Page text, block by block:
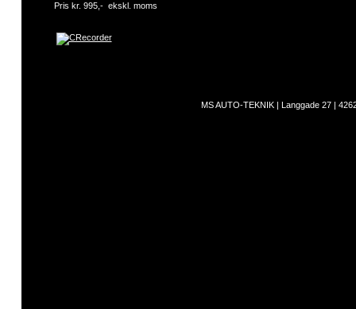
Pris kr. 995,- ekskl. moms
MS AUTO-TEKNIK | Langgade 27 |